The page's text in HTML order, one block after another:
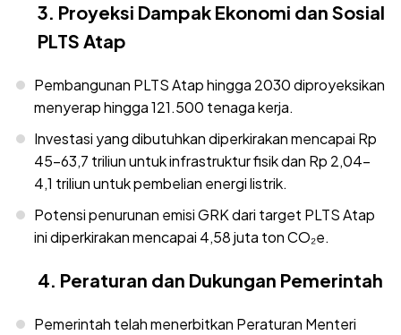
3. Proyeksi Dampak Ekonomi dan Sosial
PLTS Atap
Pembangunan PLTS Atap hingga 2030 diproyeksikan
menyerap hingga 121.500 tenaga kerja.
Investasi yang dibutuhkan diperkirakan mencapai Rp
45–63,7 triliun untuk infrastruktur fisik dan Rp 2,04–
4,1 triliun untuk pembelian energi listrik.
Potensi penurunan emisi GRK dari target PLTS Atap
ini diperkirakan mencapai 4,58 juta ton CO₂e.
4. Peraturan dan Dukungan Pemerintah
Pemerintah telah menerbitkan Peraturan Menteri